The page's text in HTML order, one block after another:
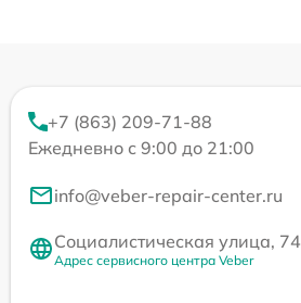
+7 (863) 209-71-88
Ежедневно с 9:00 до 21:00
info@veber-repair-center.ru
Социалистическая улица, 74
Адрес сервисного центра Veber